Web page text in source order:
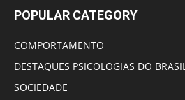
POPULAR CATEGORY
COMPORTAMENTO
DESTAQUES PSICOLOGIAS DO BRASIL
SOCIEDADE